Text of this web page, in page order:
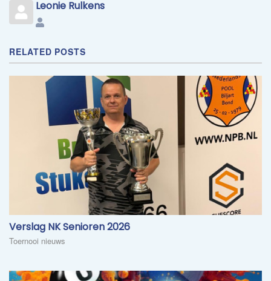
Leonie Rulkens
Leonie
RELATED POSTS
​Verslag NK Senioren 2026
Toernooi nieuws